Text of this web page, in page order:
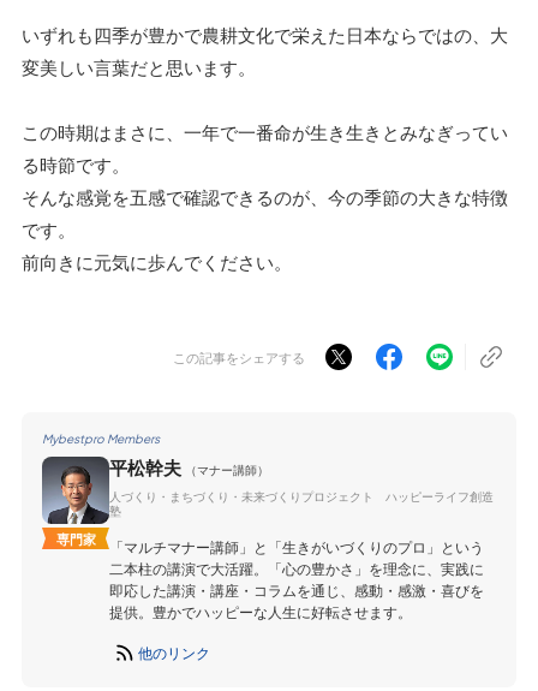
いずれも四季が豊かで農耕文化で栄えた日本ならではの、大
変美しい言葉だと思います。
この時期はまさに、一年で一番命が生き生きとみなぎってい
る時節です。
そんな感覚を五感で確認できるのが、今の季節の大きな特徴
です。
前向きに元気に歩んでください。
この記事をシェアする
Mybestpro Members
専門家
平松幹夫
（マナー講師）
人づくり・まちづくり・未来づくりプロジェクト ハッピーライフ創造
塾
「マルチマナー講師」と「生きがいづくりのプロ」という
二本柱の講演で大活躍。「心の豊かさ」を理念に、実践に
即応した講演・講座・コラムを通じ、感動・感激・喜びを
提供。豊かでハッピーな人生に好転させます。
他のリンク